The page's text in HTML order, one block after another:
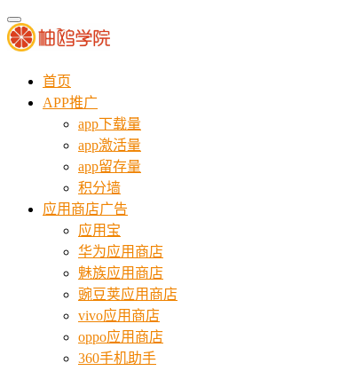
首页
APP推广
app下载量
app激活量
app留存量
积分墙
应用商店广告
应用宝
华为应用商店
魅族应用商店
豌豆荚应用商店
vivo应用商店
oppo应用商店
360手机助手